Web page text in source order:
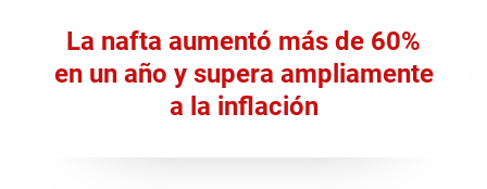
La nafta aumentó más de 60%
en un año y supera ampliamente
a la inflación